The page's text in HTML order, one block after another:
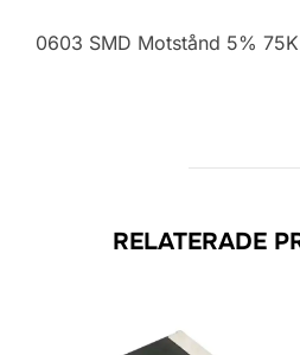
0603 SMD Motstånd 5% 75K
RELATERADE